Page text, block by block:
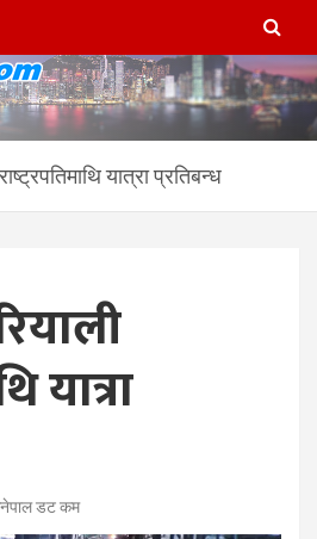
– हङकङबाट
नेपाली अनलाईन
hk nepal com
यात्रा प्रतिबन्ध
यात्रा
डट कम